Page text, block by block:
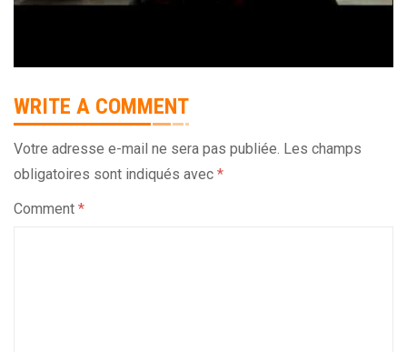
WRITE A COMMENT
Votre adresse e-mail ne sera pas publiée. Les champs
obligatoires sont indiqués avec *
Comment *